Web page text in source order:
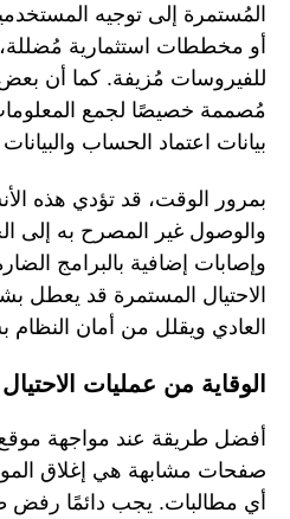
المُستمرة إلى توجيه
أو مخططات استثمارية
للفيروسات مُزيفة. كما أن
مُصممة خصيصًا لجمع
بيانات اعتماد الحساب والبيانات
بمرور الوقت، قد تؤدي هذه
والوصول غير المصرح به إلى
وإصابات إضافية بالبرامج
الاحتيال المستمرة قد يعطل
العادي ويقلل من أمان
الوقاية من عمليات
صفحات مشابهة هي إغلاق
أي مطالبات. يجب دائمًا